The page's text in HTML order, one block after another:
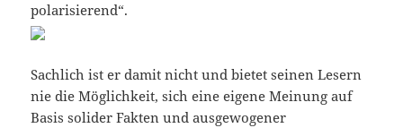
polarisierend“.
Sachlich ist er damit nicht und bietet seinen Lesern
nie die Möglichkeit, sich eine eigene Meinung auf
Basis solider Fakten und ausgewogener